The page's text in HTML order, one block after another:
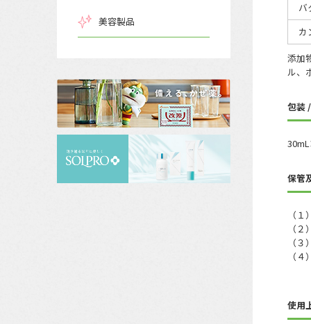
美容製品
バ
カ
添加
ル、
包装
保管
（
（
（
（
使用